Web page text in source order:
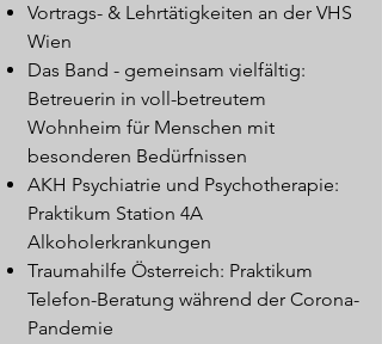
Vortrags- & Lehrtätigkeiten an der VHS
Wien
Das Band - gemeinsam vielfältig:
Betreuerin in voll-betreutem
Wohnheim für Menschen mit
besonderen Bedürfnissen
AKH Psychiatrie und Psychotherapie:
Praktikum Station 4A
Alkoholerkrankungen
Traumahilfe Österreich: Praktikum
Telefon-Beratung während der Corona-
Pandemie